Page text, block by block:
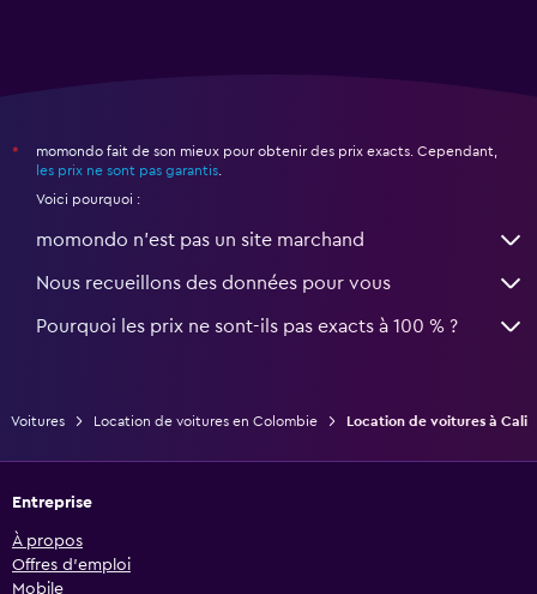
*
momondo fait de son mieux pour obtenir des prix exacts. Cependant,
les prix ne sont pas garantis
Voici pourquoi :
momondo n'est pas un site marchand
Nous recueillons des données pour vous
Pourquoi les prix ne sont-ils pas exacts à 100 % ?
Voitures Location de voitures en Colombie Location de voitures à Cali
Entreprise
À propos
Offres d’emploi
Mobile